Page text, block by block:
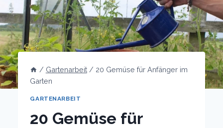
/ Gartenarbeit / 20 Gemüse für Anfänger im
Garten
GARTENARBEIT
20 Gemüse für